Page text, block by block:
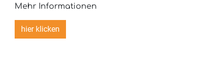
Mehr Informationen
hier klicken